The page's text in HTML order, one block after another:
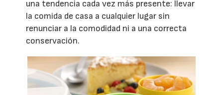
una tendencia cada vez más presente: llevar
la comida de casa a cualquier lugar sin
renunciar a la comodidad ni a una correcta
conservación.